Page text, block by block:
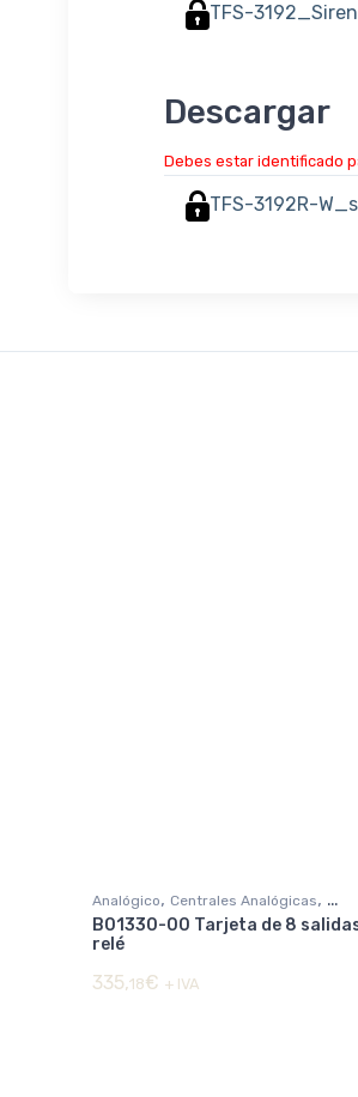
TFS-
Descargar
Debes estar identificado
TFS-3192R-
Analógico, Centrales Analógicas,
DETECCIÓN DE INCENDIOS
B01330-00 Tarjeta de 8
relé
335,18€ + IVA